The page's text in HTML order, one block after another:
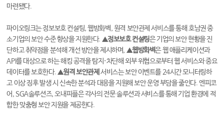
마련됐다.
파이오링크는 정보보호 컨설팅, 웹방화벽, 원격 보안관제 서비스를 통해 호남권 중
소기업의 보안 수준 향상을 지원한다. ▲정보보호 컨설팅은 기업의 보안 현황을 진
단하고 취약점을 분석해 개선 방안을 제시하며, ▲웹방화벽은 웹 애플리케이션과
API를 대상으로 하는 해킹 공격을 탐지·차단해 외부 위협으로부터 웹 서비스와 중요
데이터를 보호한다. ▲원격 보안관제 서비스는 보안 이벤트를 24시간 모니터링하
고 이상 징후 발생 시 신속한 분석과 대응을 지원해 보안 운영 부담을 줄인다. 엔피코
어, SGA솔루션즈, 오내피플은 각사의 전문 솔루션과 서비스를 통해 기업 환경에 적
합한 맞춤형 보안 지원을 제공한다.